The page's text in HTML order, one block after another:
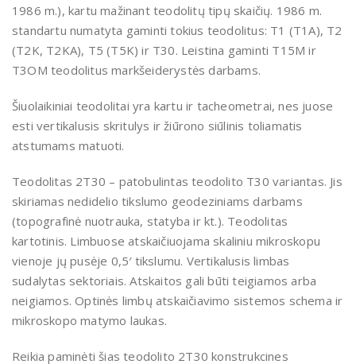
1986 m.), kartu mažinant teodolitų tipų skaičių. 1986 m.
standartu numatyta gaminti tokius teodolitus: T1 (T1A), T2
(T2K, T2KA), T5 (T5K) ir T30. Leistina gaminti T15M ir
T3OM teodolitus markšeiderystės darbams.
Šiuolaikiniai teodolitai yra kartu ir tacheometrai, nes juose
esti vertikalusis skritulys ir žiūrono siūlinis toliamatis
atstumams matuoti.
Teodolitas 2T30 – patobulintas teodolito T30 variantas. Jis
skiriamas nedidelio tikslumo geodeziniams darbams
(topografinė nuotrauka, statyba ir kt.). Teodolitas
kartotinis. Limbuose atskaičiuojama skaliniu mikroskopu
vienoje jų pusėje 0,5′ tikslumu. Vertikalusis limbas
sudalytas sektoriais. Atskaitos gali būti teigiamos arba
neigiamos. Optinės limbų atskaičiavimo sistemos schema ir
mikroskopo matymo laukas.
Reikia paminėti šias teodolito 2T30 konstrukcines